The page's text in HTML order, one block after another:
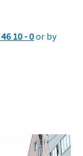
10 - 0or by